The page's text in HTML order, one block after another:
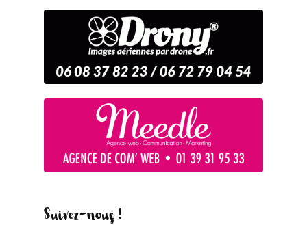
Suivez-nous !